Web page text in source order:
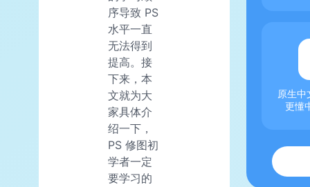
序导致 PS
水平一直
无法得到
提高。接
下来，本
文就为大
家具体介
绍一下，
PS 修图初
学者一定
要学习的
原生中
更懂